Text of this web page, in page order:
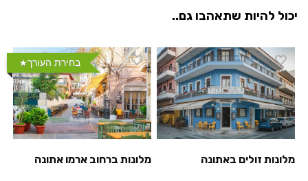
יכול להיות שתאהבו גם..
מלונות זולים באתונה
בחירת העורך
מלונות ברחוב ארמו אתונה